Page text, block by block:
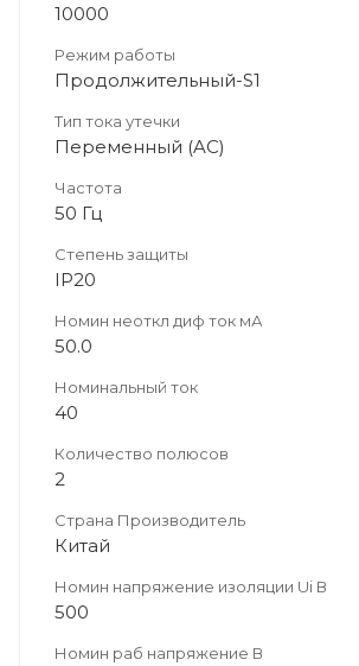
10000
Режим работы
Продолжительный-S1
Тип тока утечки
Переменный (AC)
Частота
50 Гц
Степень защиты
IP20
Номин неоткл диф ток мА
50.0
Номинальный ток
40
Количество полюсов
2
Страна Производитель
Китай
Номин напряжение изоляции Ui В
500
Номин раб напряжение В